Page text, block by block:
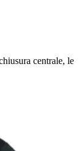
centrale, le